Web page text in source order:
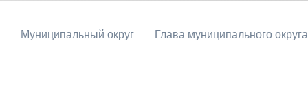
Муниципальный округ Глава муниципального округа